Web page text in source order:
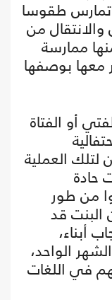
تمارس طقوسا
والانتقال من
ممارسة
معها بوصفها
أو الفتاة
لتلك العملية
حادة
من طور
البنت قد
أبناء،
الواحد،
في اللغات